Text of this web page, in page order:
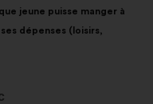
jeune puisse manger à
dépenses (loisirs,
cookie для
наших